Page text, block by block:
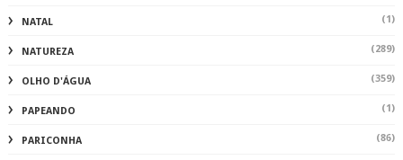
NATAL (1)
NATUREZA (289)
OLHO D'ÁGUA (359)
PAPEANDO (1)
PARICONHA (86)